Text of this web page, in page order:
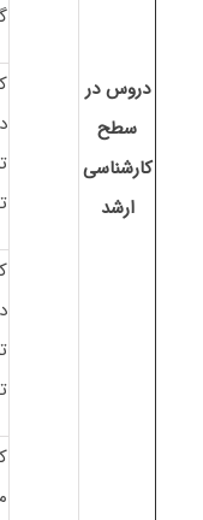
دروس در
سطح
کارشناسی
ارشد